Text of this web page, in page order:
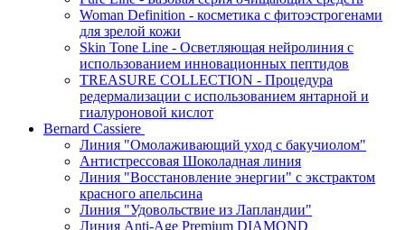
Woman Definition - косметика с фитоэстрогенами
для зрелой кожи
Skin Tone Line - Осветляющая нейролиния с
использованием инновационных пептидов
TREASURE COLLECTION - Процедура
редермализации с использованием янтарной и
гиалуроновой кислот
Bernard Cassiere
Линия "Омолаживающий уход с бакучиолом"
Антистрессовая Шоколадная линия
Линия "Восстановление энергии" с экстрактом
красного апельсина
Линия "Удовольствие из Лапландии"
Линия Anti-Age Premium DIAMOND